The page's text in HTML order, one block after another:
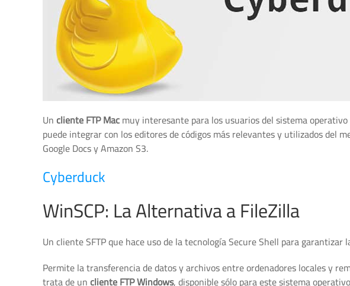
Uncliente FTP Macmuy interesante para los usuarios del sistema
puede integrar con los editores de códigos más relevantes y utilizados del
Google Docs y Amazon S3.
Cyberduck
WinSCP: La Alternativa a FileZilla
Un cliente SFTP que hace uso de la tecnología Secure Shell para garantizar
Permite la transferencia de datos y archivos entre ordenadores locales y
trata de uncliente FTP Windows, disponible sólo para este sistema